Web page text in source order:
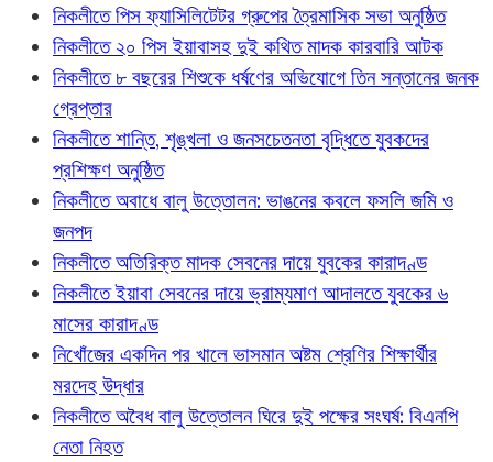
নিকলীতে পিস ফ্যাসিলিটেটর গ্রুপের ত্রৈমাসিক সভা অনুষ্ঠিত
নিকলীতে ২০ পিস ইয়াবাসহ দুই কথিত মাদক কারবারি আটক
নিকলীতে ৮ বছরের শিশুকে ধর্ষণের অভিযোগে তিন সন্তানের জনক
গ্রেপ্তার
নিকলীতে শান্তি, শৃঙ্খলা ও জনসচেতনতা বৃদ্ধিতে যুবকদের
প্রশিক্ষণ অনুষ্ঠিত
নিকলীতে অবাধে বালু উত্তোলন: ভাঙনের কবলে ফসলি জমি ও
জনপদ
নিকলীতে অতিরিক্ত মাদক সেবনের দায়ে যুবকের কারাদণ্ড
নিকলীতে ইয়াবা সেবনের দায়ে ভ্রাম্যমাণ আদালতে যুবকের ৬
মাসের কারাদণ্ড
নিখোঁজের একদিন পর খালে ভাসমান অষ্টম শ্রেণির শিক্ষার্থীর
মরদেহ উদ্ধার
নিকলীতে অবৈধ বালু উত্তোলন ঘিরে দুই পক্ষের সংঘর্ষ: বিএনপি
নেতা নিহত